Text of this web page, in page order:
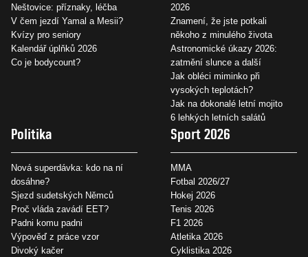
Neštovice: příznaky, léčba
V čem jezdí Yamal a Mesii?
Kvízy pro seniory
Kalendář úplňků 2026
Co je bodycount?
2026
Znamení, že jste potkali
někoho z minulého života
Astronomické úkazy 2026:
zatmění slunce a další
Jak obléci miminko při
vysokých teplotách?
Jak na dokonalé letní mojito
6 lehkých letních salátů
Politika
Nová superdávka: kdo na ní
dosáhne?
Sjezd sudetských Němců
Proč vláda zavádí EET?
Padni komu padni
Výpověď z práce vzor
Divoký kačer
Sport 2026
MMA
Fotbal 2026/27
Hokej 2026
Tenis 2026
F1 2026
Atletika 2026
Cyklistika 2026